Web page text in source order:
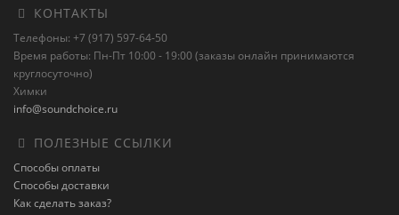
КОНТАКТЫ
Телефоны: +7 (917) 597-64-50
Время работы: Пн-Пт 10:00 - 19:00 (заказы онлайн принимаются
круглосуточно)
Химки
info@soundchoice.ru
ПОЛЕЗНЫЕ ССЫЛКИ
Способы оплаты
Способы доставки
Как сделать заказ?